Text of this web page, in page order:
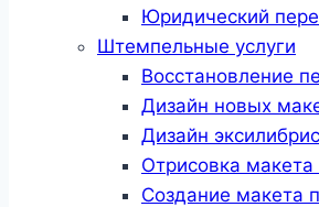
Юридический
Штемпельные услуги
Восстановление
Дизайн новых
Дизайн
Отрисовка
Создание макета